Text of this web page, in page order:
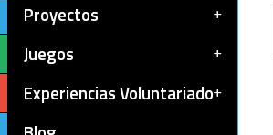
Proyectos
Juegos
Experiencias Voluntariado